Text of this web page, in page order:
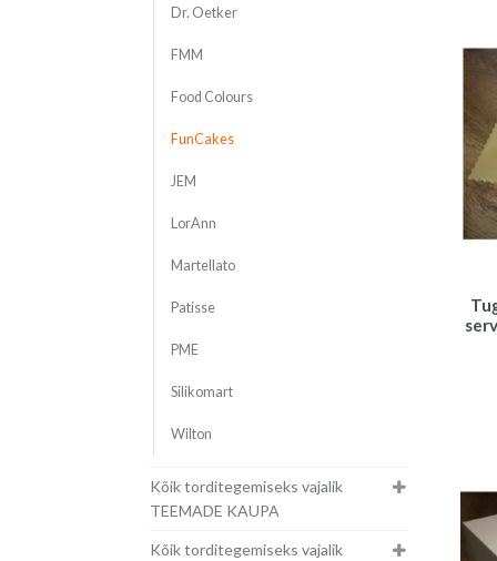
Dr. Oetker
FMM
Food Colours
FunCakes
JEM
LorAnn
Martellato
Patisse
PME
Silikomart
Wilton
Kõik torditegemiseks vajalik
TEEMADE KAUPA
Kõik torditegemiseks vajalik